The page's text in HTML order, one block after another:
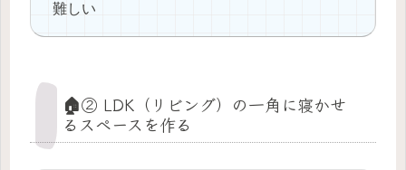
難しい
🏠② LDK（リビング）の一角に寝かせ
るスペースを作る